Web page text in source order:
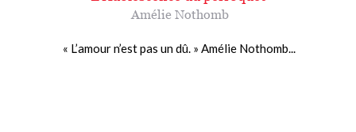
Amélie Nothomb
« L’amour n’est pas un dû. » Amélie Nothomb...